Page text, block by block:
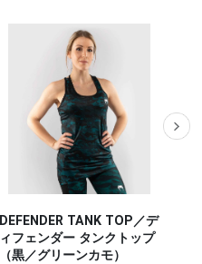
DEFENDER TANK TOP／デ
ィフェンダー タンクトップ
（黒／グリーンカモ）
AERO